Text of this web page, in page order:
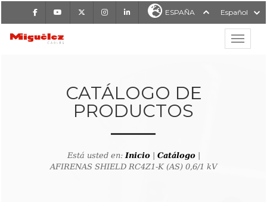
FacebookYoutube InstagramLinkedIn ESPAÑA Español
MIGUÉLEZ CABLES
CATÁLOGO DE
PRODUCTOS
Está usted en:Inicio| Catálogo|
AFIRENAS SHIELD RC4Z1-K (AS) 0,6/1 kV